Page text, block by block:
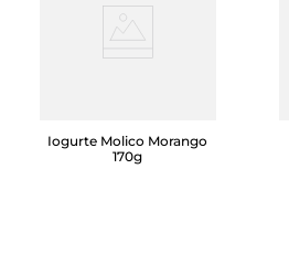
Iogurte Molico Morango
170g